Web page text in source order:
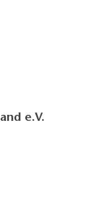
e.V.